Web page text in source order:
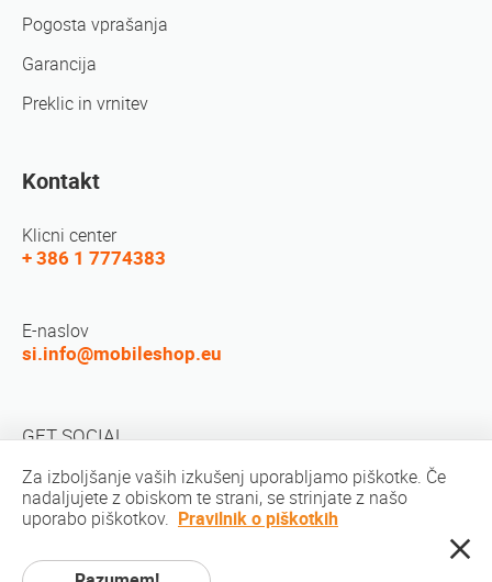
Pogosta vprašanja
Garancija
Preklic in vrnitev
Kontakt
Klicni center
+ 386 1 7774383
E-naslov
si.info@mobileshop.eu
GET SOCIAL
Za izboljšanje vaših izkušenj uporabljamo piškotke. Če
nadaljujete z obiskom te strani, se strinjate z našo
uporabo piškotkov. Pravilnik o piškotkih